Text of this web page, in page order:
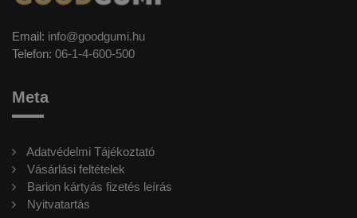
Email: info@goodgumi.hu
Telefon: 06-1-4-600-500
Meta
Adatvédelmi Tájékoztató
Vásárlási feltételek
Barion kártyás fizetés leírás
Nyitvatartás